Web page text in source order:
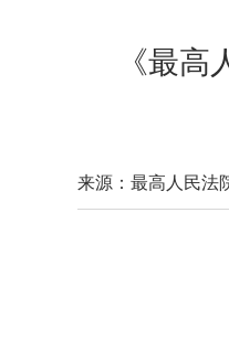
《最
来源：最高人民法